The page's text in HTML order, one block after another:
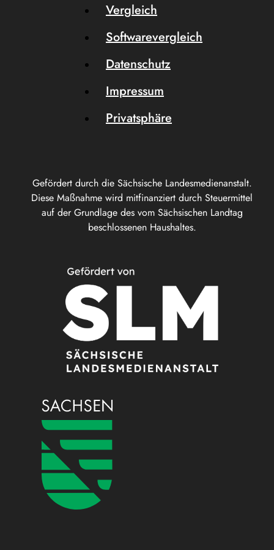
Gefördert durch die Sächsische Landesmedienanstalt.
Diese Maßnahme wird mitfinanziert durch Steuermittel
auf der Grundlage des vom Sächsischen Landtag
beschlossenen Haushaltes.
Vergleich
Softwarevergleich
Datenschutz
Impressum
Privatsphäre